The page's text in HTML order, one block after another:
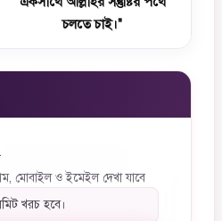
চলতে চাই।"
আনলক করলে দেখা যাবে
মোবাইল ও ইমেইল দেখা যাবে
খরচ হবে।